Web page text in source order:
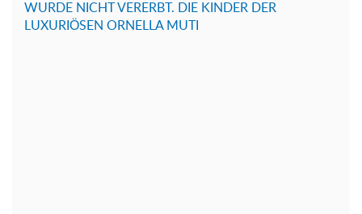
WURDE NICHT VERERBT. DIE KINDER DER
LUXURIÖSEN ORNELLA MUTI